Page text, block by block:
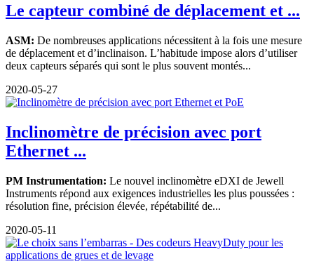
Le capteur combiné de déplacement et ...
ASM: De nombreuses applications nécessitent à la fois une mesure
de déplacement et d’inclinaison. L’habitude impose alors d’utiliser
deux capteurs séparés qui sont le plus souvent montés...
2020-05-27
Inclinomètre de précision avec port
Ethernet ...
PM Instrumentation: Le nouvel inclinomètre eDXI de Jewell
Instruments répond aux exigences industrielles les plus poussées :
résolution fine, précision élevée, répétabilité de...
2020-05-11